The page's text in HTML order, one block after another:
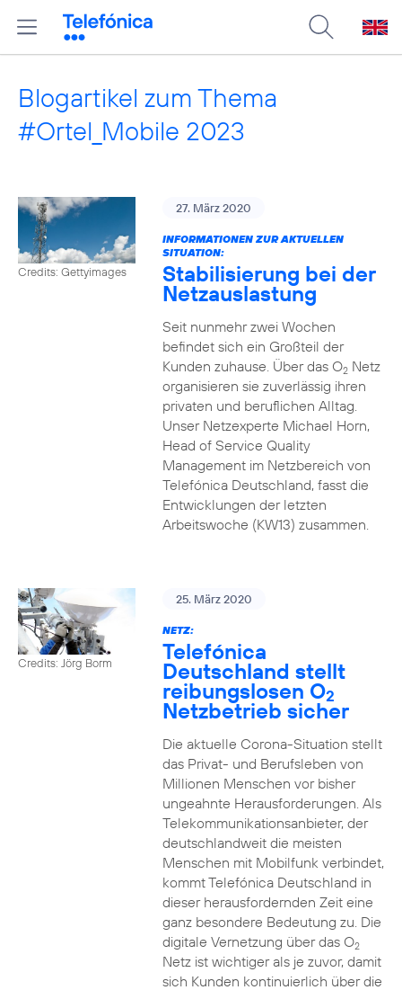
Blogartikel zum Thema
#Ortel_Mobile 2023
Credits: Gettyimages
27. März 2020
INFORMATIONEN ZUR AKTUELLEN
SITUATION:
Stabilisierung bei der
Netzauslastung
Seit nunmehr zwei Wochen
befindet sich ein Großteil der
Kunden zuhause. Über das O2Netz
organisieren sie zuverlässig ihren
privaten und beruflichen Alltag.
Unser Netzexperte Michael Horn,
Head of Service Quality
Management im Netzbereich von
Telefónica Deutschland, fasst die
Entwicklungen der letzten
Arbeitswoche (KW13) zusammen.
Credits: Jörg Borm
25. März 2020
NETZ:
Telefónica
Deutschland stellt
reibungslosen O2
Netzbetrieb sicher
Die aktuelle Corona-Situation stellt
das Privat- und Berufsleben von
Millionen Menschen vor bisher
ungeahnte Herausforderungen. Als
Telekommunikationsanbieter, der
deutschlandweit die meisten
Menschen mit Mobilfunk verbindet,
kommt Telefónica Deutschland in
dieser herausfordernden Zeit eine
ganz besondere Bedeutung zu. Die
digitale Vernetzung über das O2
Netz ist wichtiger als je zuvor, damit
sich Kunden kontinuierlich über die